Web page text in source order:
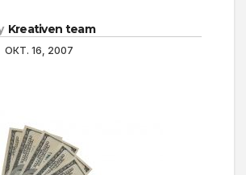
Kreativen team
ОКТ. 16, 2007